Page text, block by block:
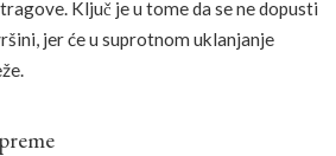
Ključ je u tome da se ne dopusti
jer će u suprotnom uklanjanje